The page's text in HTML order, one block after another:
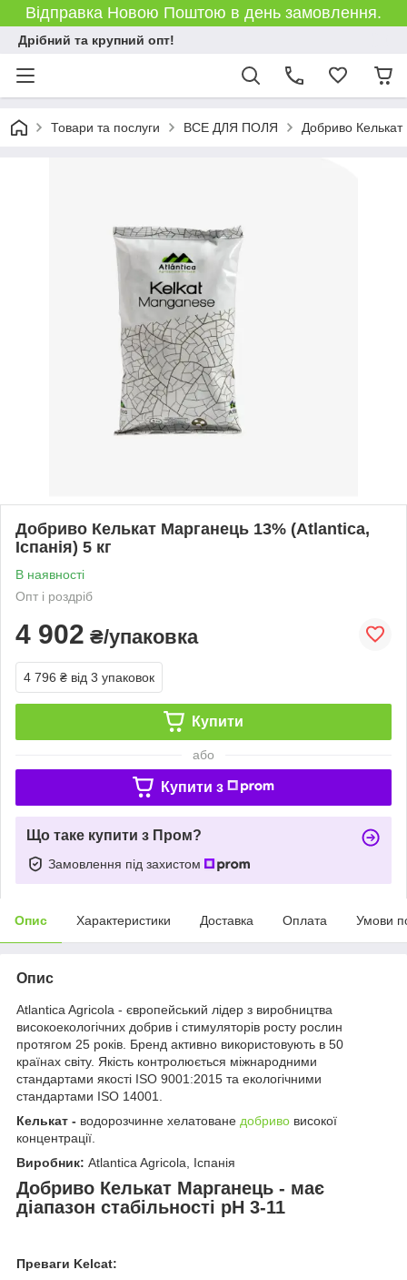
Відправка Новою Поштою в день замовлення.
Дрібний та крупний опт!
Товари та послуги ВСЕ ДЛЯ ПОЛЯ Добриво Келькат
Добриво Келькат Марганець 13% (Atlantica,
Іспанія) 5 кг
В наявності
Опт і роздріб
4 902 ₴/упаковка
4 796 ₴ від 3 упаковок
Купити
або
Купити з
Що таке купити з Пром?
Замовлення під захистом
Опис Характеристики Доставка Оплата Умови
Опис
Atlantica Agricola - європейський лідер з виробництва
високоекологічних добрив і стимуляторів росту рослин
протягом 25 років. Бренд активно використовують в 50
країнах світу. Якість контролюється міжнародними
стандартами якості ISO 9001:2015 та екологічними
стандартами ISO 14001.
Келькат - водорозчинне хелатоване добриво високої
концентрації.
Виробник: Atlantica Agricola, Іспанія
Добриво Келькат Марганець - має
діапазон стабільності рН 3-11
Преваги Kelcat: